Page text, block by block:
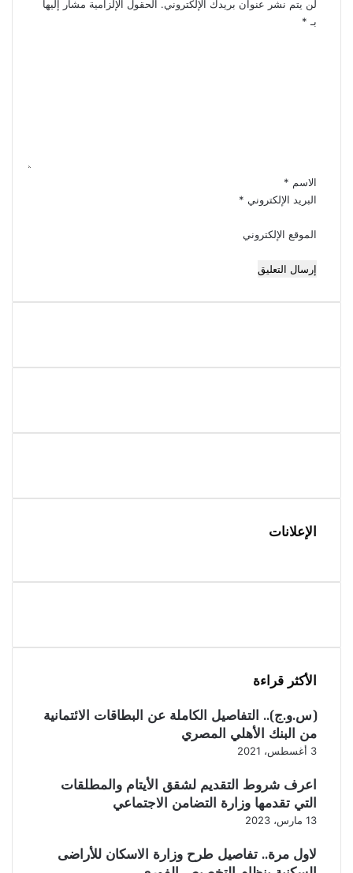
لن يتم نشر عنوان بريدك الإلكتروني. الحقول الإلزامية مشار إليها
بـ *
الاسم *
البريد الإلكتروني *
الموقع الإلكتروني
الإعلانات
الأكثر قراءة
(س.و.ج).. التفاصيل الكاملة عن البطاقات الائتمانية
من البنك الأهلي المصري
3 أغسطس، 2021
اعرف شروط التقديم لشقق الأيتام والمطلقات
التي تقدمها وزارة التضامن الاجتماعي
13 مارس، 2023
لاول مرة.. تفاصيل طرح وزارة الاسكان للأراضى